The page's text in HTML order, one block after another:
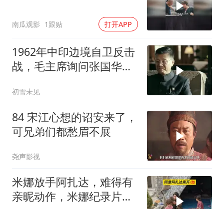
南瓜观影 1跟贴 打开APP
1962年中印边境自卫反击
战，毛主席询问张国华能
初雪未见
84 宋江心想的诏安来了，
可兄弟们都愁眉不展
尧声影视
米娜放手阿扎达，难得有
亲昵动作，米娜纪录片